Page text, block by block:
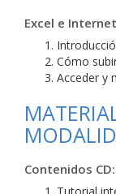
Excel e Internet
Cómo
Acceder y
Contenidos CD: